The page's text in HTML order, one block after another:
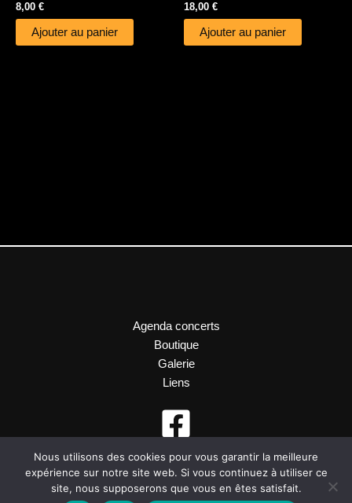
8,00 €
Ajouter au panier
18,00 €
Ajouter au panier
Agenda concerts
Boutique
Galerie
Liens
Nous utilisons des cookies pour vous garantir la meilleure
expérience sur notre site web. Si vous continuez à utiliser ce
site, nous supposerons que vous en êtes satisfait.